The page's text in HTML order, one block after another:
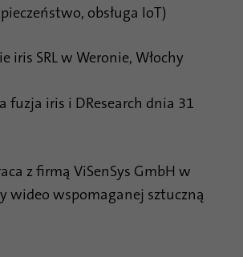
obsługa IoT)
iris SRL w Weronie, Włochy
fuzja iris i DResearch dnia 31
z firmą ViSenSys GmbH w
wideo wspomaganej sztuczną